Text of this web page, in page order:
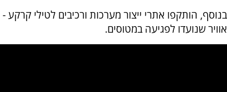
בנוסף, הותקפו אתרי ייצור מערכות ורכיבים לטילי קרקע -
אוויר שנועדו לפגיעה במטוסים.